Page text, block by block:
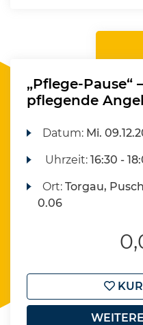
„Pflege-Pause“
pflegende
Datum: Mi.
Uhrzeit:16:30 -
Ort:Torgau,
0.06